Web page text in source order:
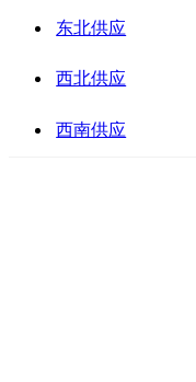
东北供应
西北供应
西南供应